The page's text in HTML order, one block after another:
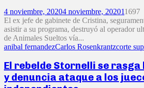
4 noviembre, 20204 noviembre, 202011697
El ex jefe de gabinete de Cristina,
asistir a su programa, destruyó al operador
de Animales Sueltos vía...
anibal fernandezCarlos Rosenkrantzcorte
El rebelde Stornelli se
y denuncia ataque a los